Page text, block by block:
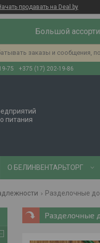
продавать на Deal.by
Большой
заказы и сообщения,
75 +375 (17) 202-19-86
питания
О БЕЛИНВЕНТАРЬТОРГ
Разделочные
Разделочные